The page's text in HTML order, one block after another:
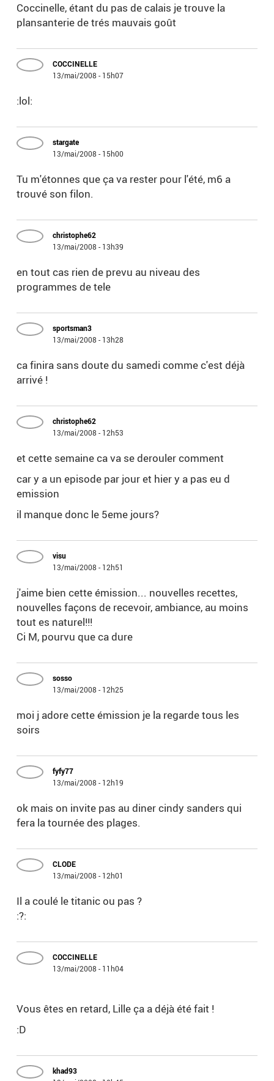
Coccinelle, étant du pas de calais je trouve la
plansanterie de trés mauvais goût
COCCINELLE
13/mai/2008 - 15h07
:lol:
stargate
13/mai/2008 - 15h00
Tu m'étonnes que ça va rester pour l'été, m6 a
trouvé son filon.
christophe62
13/mai/2008 - 13h39
en tout cas rien de prevu au niveau des
programmes de tele
sportsman3
13/mai/2008 - 13h28
ca finira sans doute du samedi comme c'est déjà
arrivé !
christophe62
13/mai/2008 - 12h53
et cette semaine ca va se derouler comment
car y a un episode par jour et hier y a pas eu d
emission
il manque donc le 5eme jours?
visu
13/mai/2008 - 12h51
j'aime bien cette émission... nouvelles recettes,
nouvelles façons de recevoir, ambiance, au moins
tout es naturel!!!
Ci M, pourvu que ca dure
sosso
13/mai/2008 - 12h25
moi j adore cette émission je la regarde tous les
soirs
fyfy77
13/mai/2008 - 12h19
ok mais on invite pas au diner cindy sanders qui
fera la tournée des plages.
CLODE
13/mai/2008 - 12h01
Il a coulé le titanic ou pas ?
:?:
COCCINELLE
13/mai/2008 - 11h04
Vous êtes en retard, Lille ça a déjà été fait !
:D
khad93